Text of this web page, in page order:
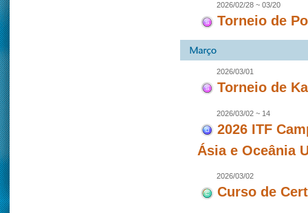
2026/02/28 ~ 03/20
Torneio de
2026/03/01
Torneio de
2026/03/02 ~ 14
2026 ITF
Ásia e Oceânia
2026/03/02
Curso de